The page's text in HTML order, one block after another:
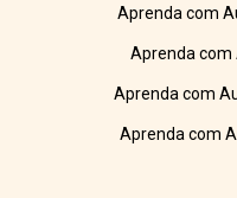
Aprenda com
Aprenda com
Aprenda com
Aprenda com